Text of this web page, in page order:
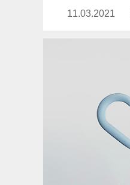
Publicado
11.03.2021